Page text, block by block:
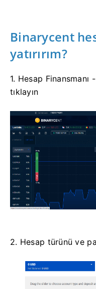
Binarycent
yatırırım?
1. Hesap Finansmanı
tıklayın
2. Hesap türünü ve